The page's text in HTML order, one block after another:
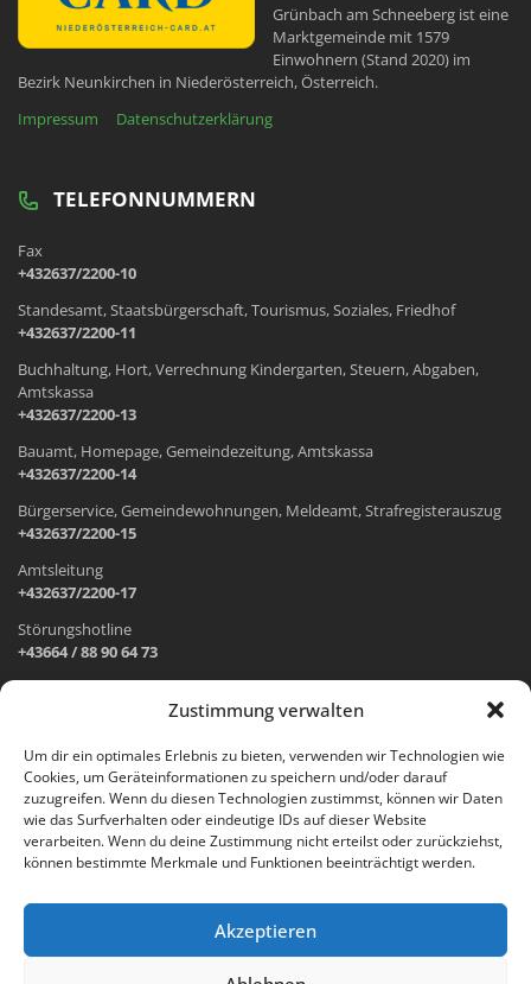
Zustimmung verwalten
Um dir ein optimales Erlebnis zu bieten, verwenden wir Technologien wie
Cookies, um Geräteinformationen zu speichern und/oder darauf
zuzugreifen. Wenn du diesen Technologien zustimmst, können wir Daten
wie das Surfverhalten oder eindeutige IDs auf dieser Website
verarbeiten. Wenn du deine Zustimmung nicht erteilst oder zurückziehst,
können bestimmte Merkmale und Funktionen beeinträchtigt werden.
Akzeptieren
Grünbach am Schneeberg ist eine
Marktgemeinde mit 1579
Einwohnern (Stand 2020) im
Bezirk Neunkirchen in Niederösterreich, Österreich.
Impressum
Datenschutzerklärung
TELEFONNUMMERN
Fax
+432637/2200-10
Standesamt, Staatsbürgerschaft, Tourismus, Soziales, Friedhof
+432637/2200-11
Buchhaltung, Hort, Verrechnung Kindergarten, Steuern, Abgaben,
Amtskassa
+432637/2200-13
Bauamt, Homepage, Gemeindezeitung, Amtskassa
+432637/2200-14
Bürgerservice, Gemeindewohnungen, Meldeamt, Strafregisterauszug
+432637/2200-15
Amtsleitung
+432637/2200-17
Störungshotline
+43664 / 88 90 64 73
Wr. Neustädter Straße 1
2733 Grünbach am Schneeberg
Öffnungszeiten Gemeindeamt:
Montag: 8.00 – 12.00 Uhr und 14.00 – 18.00 Uhr
Freitag: 8.00 – 12.00 Uhr
Email: